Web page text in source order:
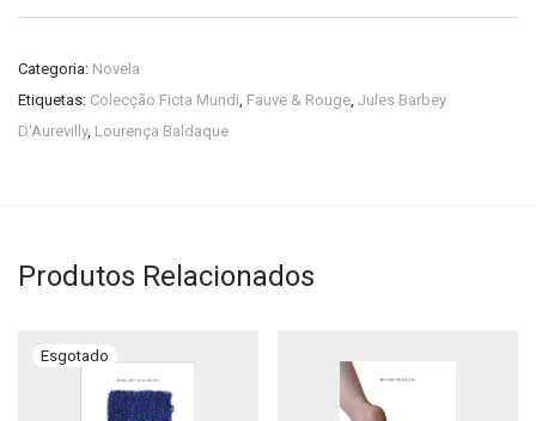
Categoria: Novela
Etiquetas: Colecção Ficta Mundi, Fauve & Rouge, Jules Barbey
D'Aurevilly, Lourença Baldaque
Produtos Relacionados